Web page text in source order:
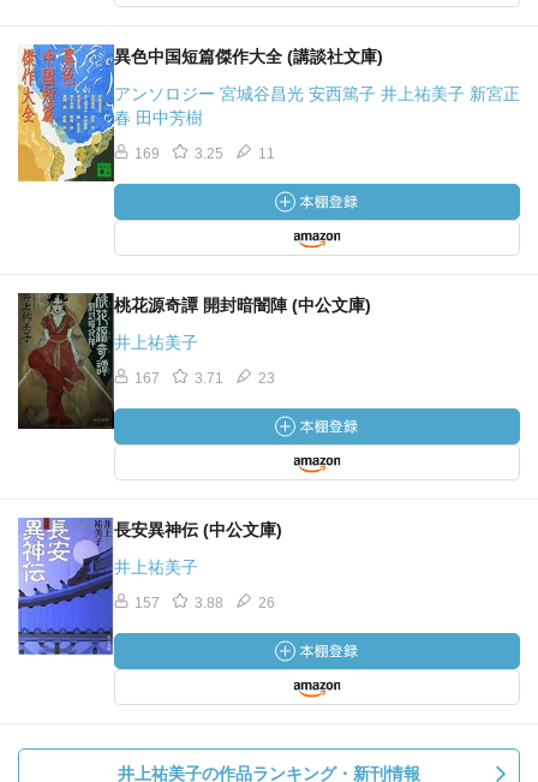
異色中国短篇傑作大全 (講談社文庫)
アンソロジー 宮城谷昌光 安西篤子 井上祐美子 新宮正
春 田中芳樹
169 3.25 11
桃花源奇譚 開封暗闇陣 (中公文庫)
井上祐美子
167 3.71 23
長安異神伝 (中公文庫)
井上祐美子
157 3.88 26
井上祐美子の作品ランキング・新刊情報